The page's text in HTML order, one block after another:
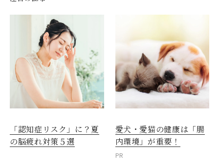
「認知症リスク」に？夏
の脳疲れ対策５選
愛犬・愛猫の健康は「腸
内環境」が重要！
PR